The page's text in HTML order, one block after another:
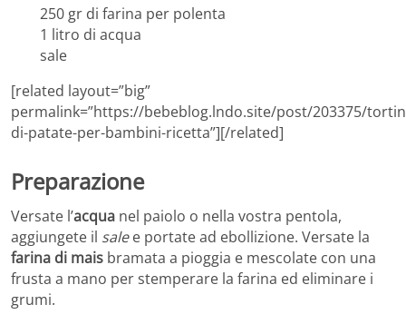
250 gr di farina per polenta
1 litro di acqua
sale
[related layout=”big”
permalink=”https://bebeblog.lndo.site/post/203375/
di-patate-per-bambini-ricetta”][/related]
Preparazione
Versate l’acqua nel paiolo o nella vostra pentola,
aggiungete il salee portate ad ebollizione. Versate la
farina di mais bramata a pioggia e mescolate con una
frusta a mano per stemperare la farina ed eliminare i
grumi.